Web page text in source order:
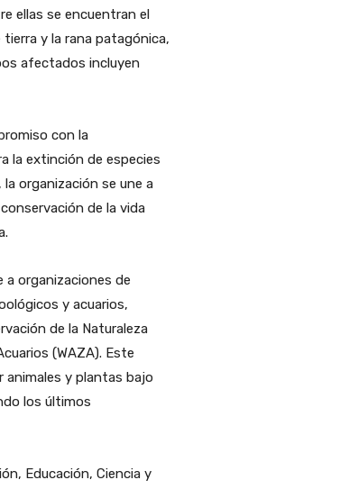
ellas se encuentran el
y la rana patagónica,
afectados incluyen
con la
la extinción de especies
organización se une a
de la vida
a organizaciones de
y acuarios,
de la Naturaleza
(WAZA). Este
animales y plantas bajo
los últimos
Educación, Ciencia y